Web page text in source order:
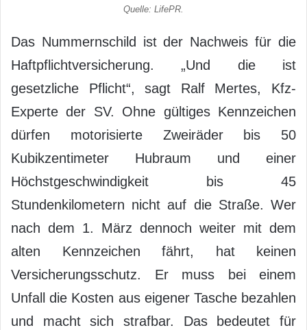
Quelle: LifePR.
Das Nummernschild ist der Nachweis für die
Haftpflichtversicherung. „Und die ist
gesetzliche Pflicht“, sagt Ralf Mertes, Kfz-
Experte der SV. Ohne gültiges Kennzeichen
dürfen motorisierte Zweiräder bis 50
Kubikzentimeter Hubraum und einer
Höchstgeschwindigkeit bis 45
Stundenkilometern nicht auf die Straße. Wer
nach dem 1. März dennoch weiter mit dem
alten Kennzeichen fährt, hat keinen
Versicherungsschutz. Er muss bei einem
Unfall die Kosten aus eigener Tasche bezahlen
und macht sich strafbar. Das bedeutet für